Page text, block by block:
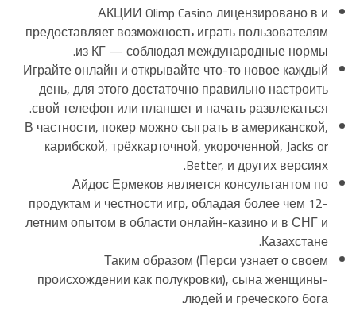
АКЦИИ Olimp Casino лицензировано в и
предоставляет возможность играть пользователям
из КГ — соблюдая международные нормы.
Играйте онлайн и открывайте что-то новое каждый
день, для этого достаточно правильно настроить
свой телефон или планшет и начать развлекаться.
В частности, покер можно сыграть в американской,
карибской, трёхкарточной, укороченной, Jacks or
Better, и других версиях.
Айдос Ермеков является консультантом по
продуктам и честности игр, обладая более чем 12-
летним опытом в области онлайн-казино и в СНГ и
Казахстане.
Таким образом (Перси узнает о своем
происхождении как полукровки), сына женщины-
людей и греческого бога.